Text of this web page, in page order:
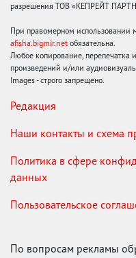
разрешения ТОВ «КЕПРЕЙТ
При правомерном использовании
afisha.bigmir.net обязательна.
Любое копирование, перепечатка
произведений и/или
Images - строго запрещено.
Редакция
Наши контакты и схема
Политика в сфере
данных
Пользовательское
По вопросам рекламы